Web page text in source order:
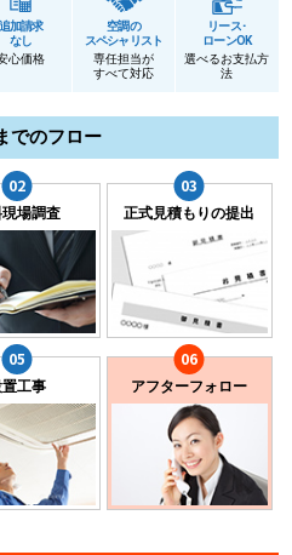
追加請求
なし
心価格
空調の
スペシャリスト
専任担当が
すべて対応
リース･
ローンOK
選べるお支払方
法
でのフロー
場調査 正式見積もりの提出
置工事 アフターフォロー